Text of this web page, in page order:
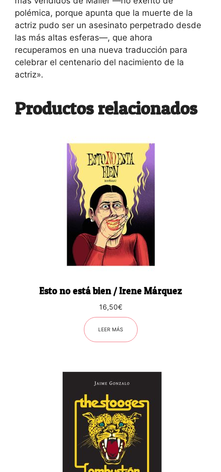
polémica, porque apunta que la muerte de la
actriz pudo ser un asesinato perpetrado desde
las más altas esferas—, que ahora
recuperamos en una nueva traducción para
celebrar el centenario del nacimiento de la
actriz».
Productos relacionados
Esto no está bien / Irene Márquez
16,50€
LEER MÁS